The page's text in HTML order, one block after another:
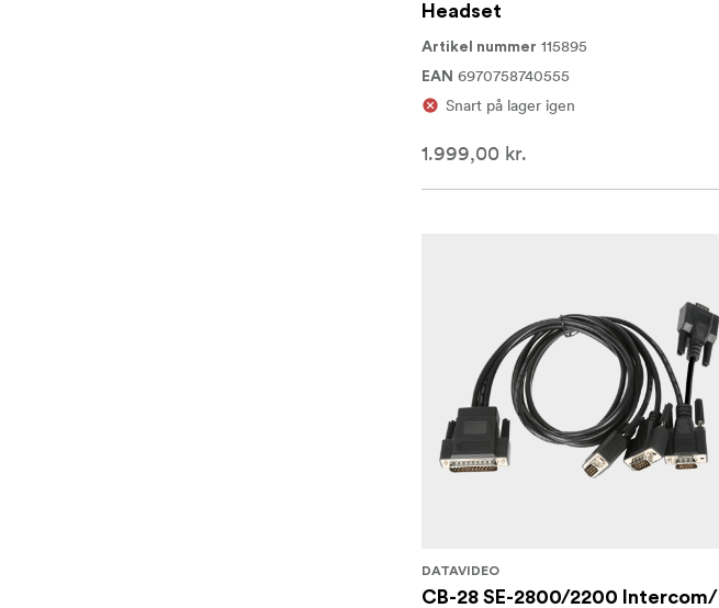
Headset
Artikel nummer 115895
EAN 6970758740555
Snart på lager igen
1.999,00 kr.
DATAVIDEO
CB-28 SE-2800/2200 Intercom/